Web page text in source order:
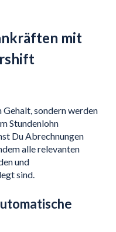
mit
sondern werden
Stundenlohn
Du Abrechnungen
alle relevanten
und
sind.